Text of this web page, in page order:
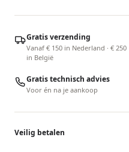
Gratis verzending
Vanaf € 150 in Nederland · € 250
in België
Gratis technisch advies
Voor én na je aankoop
Veilig betalen